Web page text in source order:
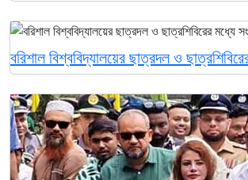
বরিশাল বিশ্ববিদ্যালয়ের ছাত্রদল ও